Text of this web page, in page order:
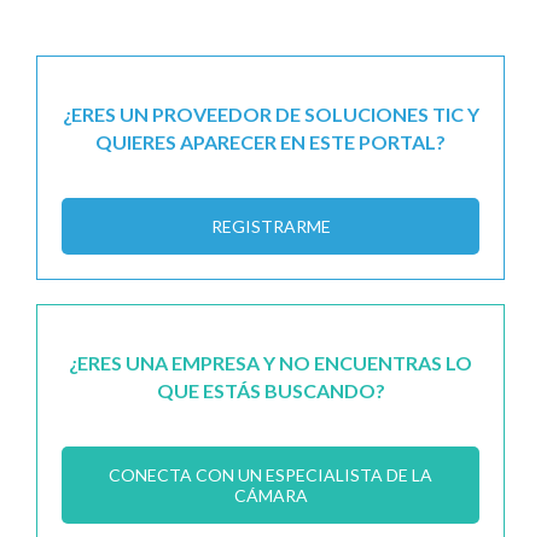
¿ERES UN PROVEEDOR DE SOLUCIONES TIC Y
QUIERES APARECER EN ESTE PORTAL?
REGISTRARME
¿ERES UNA EMPRESA Y NO ENCUENTRAS LO
QUE ESTÁS BUSCANDO?
CONECTA CON UN ESPECIALISTA DE LA
CÁMARA